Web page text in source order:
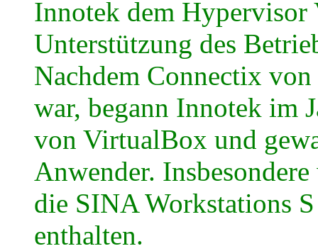
Innotek dem
Unterstützung des
Nachdem Connectix
war, begann Innotek im
von VirtualBox und
Anwender.
die SINA Workstations
enthalten.